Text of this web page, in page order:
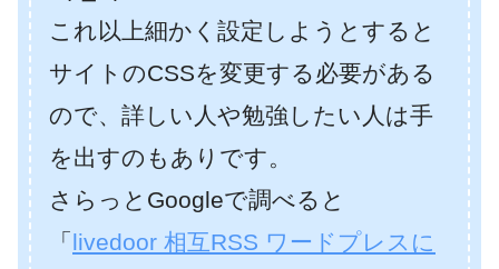
これ以上細かく設定しようとすると
サイトのCSSを変更する必要がある
ので、詳しい人や勉強したい人は手
を出すのもありです。
さらっとGoogleで調べると
「 livedoor 相互RSS ワードプレスに